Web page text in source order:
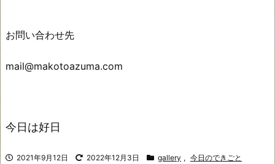
お問い合わせ先
mail@makotoazuma.com
今日は好日
2021年9月12日 2022年12月3日 gallery , 今日のできごと